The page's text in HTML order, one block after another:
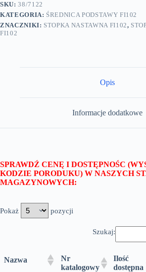
-
M20x185mm
-
stal
SKU:38/7122
KATEGORIA: ŚREDNICA PODSTAWY FI102
ZNACZNIKI: STOPKA NASTAWNA FI102,
FI102
Opis
Informacje dodatkowe
SPRAWDŹ CENĘ I DOSTĘPNOŚC
KODZIE PORODUKU) W NASZYCH
MAGAZYNOWYCH:
Pokaż pozycji
Szukaj:
Nazwa
Nr
katalogowy
Ilość
dostępna